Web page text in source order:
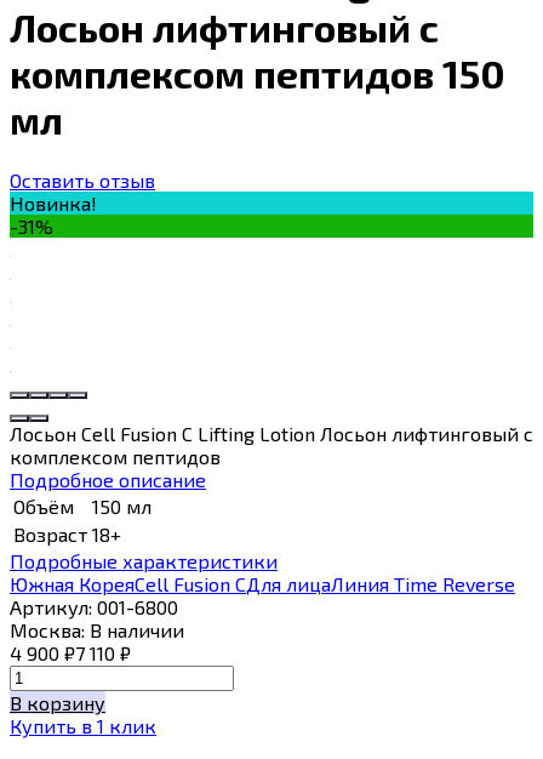
Лосьон лифтинговый с
комплексом пептидов 150
мл
Оставить отзыв
Новинка!
-31%
Лосьон Cell Fusion C Lifting Lotion Лосьон лифтинговый с
комплексом пептидов
Подробное описание
Объём
150 мл
Возраст 18+
Подробные характеристики
Южная КореяCell Fusion CДля лицаЛиния Time Reverse
Артикул: 001-6800
Москва: В наличии
4 900 ₽7 110 ₽
В корзину
Купить в 1 клик